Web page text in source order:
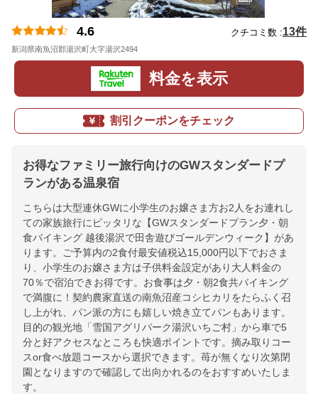
4.6 クチコミ数 :13件
新潟県南魚沼郡湯沢町大字湯沢2494
料金を表示
割引クーポンをチェック
お得なファミリー旅行向けのGWスタンダードプ
ランがある温泉宿
こちらは大型連休GWに小学生のお嬢さま方お2人をお連れし
ての家族旅行にピッタリな【GWスタンダードプラン夕・朝
食バイキング 越後湯沢で田舎遊びゴールデンウィーク】があ
ります。ご予算内の2食付最安値税込15,000円以下でおさま
り、小学生のお嬢さま方は子供料金設定があり大人料金の
70％で宿泊できお得です。お食事は夕・朝2食共バイキング
で満腹に！契約農家直送の南魚沼産コシヒカリをたらふく召
し上がれ、パン派の方にも嬉しい焼き立てパンもあります。
目的の観光地「雪国アグリパーク湯沢いちご村」から車で5
分と好アクセスなところも快適ポイントです。摘み取りコー
スor食べ放題コースから選択できます。苺が無くなり次第閉
園となりますので確認して出向かれるのをおすすめいたしま
す。